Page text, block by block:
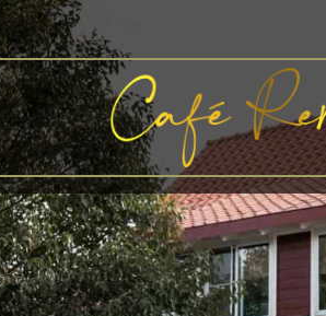
CAFÉ
FEESTZAAL
ZAKELIJK
AGENDA
TICKETS
OVER ONS
CONTACT
LOG IN